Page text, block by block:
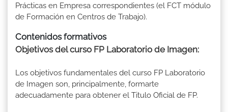
Prácticas en Empresa correspondientes (el FCT módulo
de Formación en Centros de Trabajo).
Contenidos formativos
Objetivos del curso FP Laboratorio de Imagen:
Los objetivos fundamentales del curso FP Laboratorio
de Imagen son, principalmente, formarte
adecuadamente para obtener el Titulo Oficial de FP.